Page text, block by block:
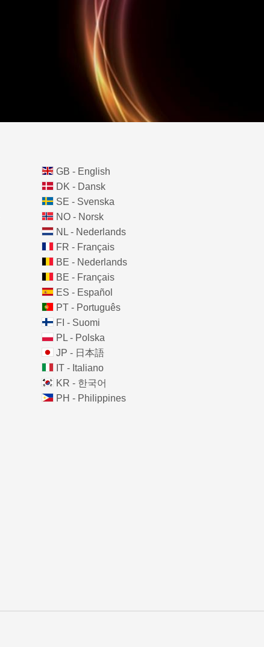
GB - English
DK - Dansk
SE - Svenska
NO - Norsk
NL - Nederlands
FR - Français
BE - Nederlands
BE - Français
ES - Español
PT - Português
FI - Suomi
PL - Polska
JP - 日本語
IT - Italiano
KR - 한국어
PH - Philippines